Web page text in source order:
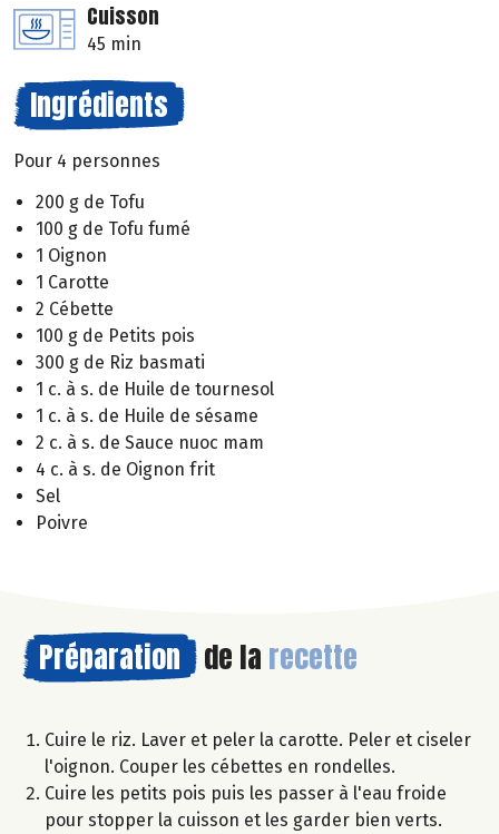
Cuisson
45 min
Ingrédients
Pour 4 personnes
200 g de Tofu
100 g de Tofu fumé
1 Oignon
1 Carotte
2 Cébette
100 g de Petits pois
300 g de Riz basmati
1 c. à s. de Huile de tournesol
1 c. à s. de Huile de sésame
2 c. à s. de Sauce nuoc mam
4 c. à s. de Oignon frit
Sel
Poivre
Préparation de la recette
Cuire le riz. Laver et peler la carotte. Peler et ciseler
l'oignon. Couper les cébettes en rondelles.
Cuire les petits pois puis les passer à l'eau froide
pour stopper la cuisson et les garder bien verts.